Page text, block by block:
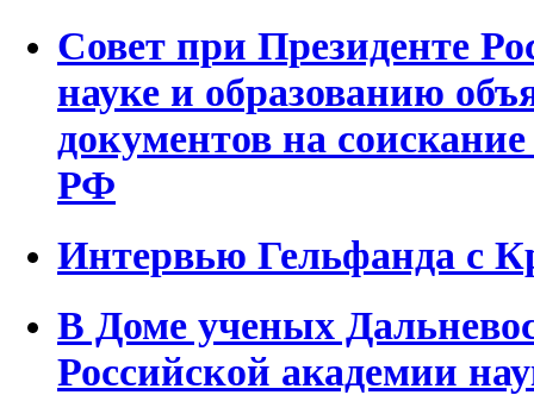
Совет при Президенте
науке и образованию
документов на
РФ
Интервью Гельфанда с
В Доме ученых
Российской академии